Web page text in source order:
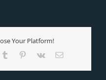
Your Platform!
TumblrPinterest
Vk